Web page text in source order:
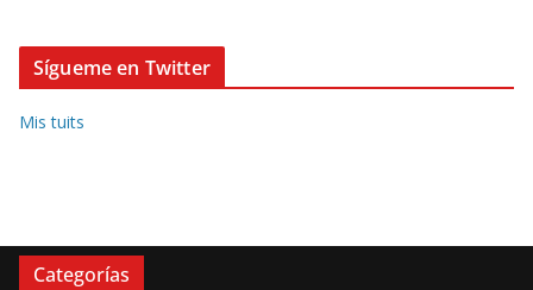
Sígueme en Twitter
Mis tuits
Categorías